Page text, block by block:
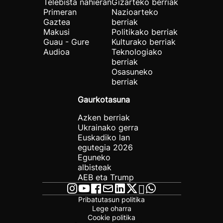
Telebista nahieran
Primeran
Gaztea
Makusi
Guau - Gure
Audioa
Gizarteko berriak
Nazioarteko
berriak
Politikako berriak
Kulturako berriak
Teknologiako
berriak
Osasuneko
berriak
Gaurkotasuna
Azken berriak
Ukrainako gerra
Euskadiko lan
egutegia 2026
Eguneko
albisteak
AEB eta Trump
Pribatutasun politika
Lege oharra
Cookie politika